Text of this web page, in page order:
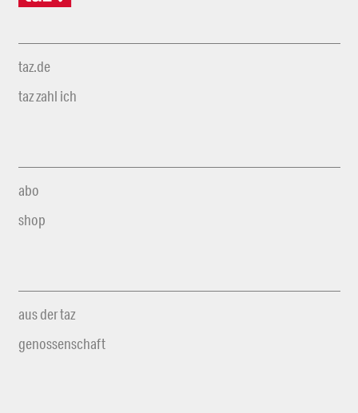
taz.de
taz zahl ich
abo
shop
aus der taz
genossenschaft